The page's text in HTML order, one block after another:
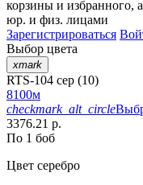
корзины и избранного,
юр. и физ. лицами
Зарегистрироваться
Выбор цвета
xmark
RTS-104 сер (10)
8100м
checkmark_alt_circle
3376.21 р.
По 1 боб
Цвет серебро